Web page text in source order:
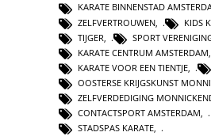
KARATE BINNENSTAD
ZELFVERTROUWEN
KIDS
TIJGER
SPORT
KARATE CENTRUM AMSTERDAM
KARATE VOOR EEN TIENTJE
OOSTERSE KRIJGSKUNST
ZELFVERDEDIGING
CONTACTSPORT AMSTERDAM
STADSPAS KARATE